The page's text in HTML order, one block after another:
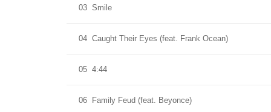
03 Smile
04 Caught Their Eyes (feat. Frank Ocean)
05 4:44
06 Family Feud (feat. Beyonce)